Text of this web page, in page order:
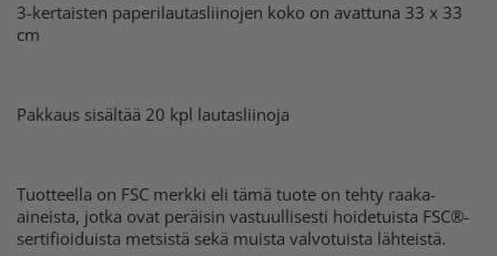
3-kertaisten paperilautasliinojen koko on avattuna 33 x 33
cm
Pakkaus sisältää 20 kpl lautasliinoja
Tuotteella on FSC merkki eli tämä tuote on tehty raaka-
aineista, jotka ovat peräisin vastuullisesti hoidetuista FSC®-
sertifioiduista metsistä sekä muista valvotuista lähteistä.